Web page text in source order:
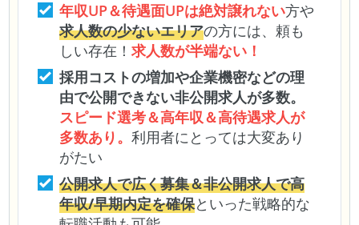
年収UP＆待遇面UPは絶対譲れない方や
求人数の少ないエリアの方には、頼も
しい存在！求人数が半端ない！
採用コストの増加や企業機密などの理
由で公開できない非公開求人が多数。
スピード選考＆高年収＆高待遇求人が
多数あり。利用者にとっては大変あり
がたい
公開求人で広く募集＆非公開求人で高
年収/早期内定を確保といった戦略的な